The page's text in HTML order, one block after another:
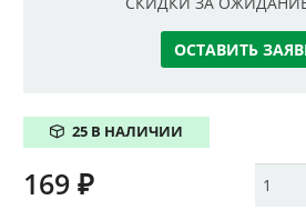
ОСТАВИТЬ
25 В НАЛИЧИИ
169 ₽